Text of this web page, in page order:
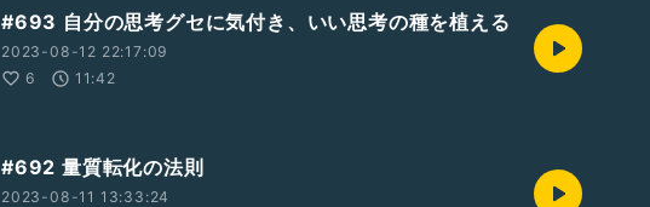
#693 自分の思考グセに気付き、いい思考の種を植える
2023-08-12 22:17:09
6
11:42
#692 量質転化の法則
2023-08-11 13:33:24